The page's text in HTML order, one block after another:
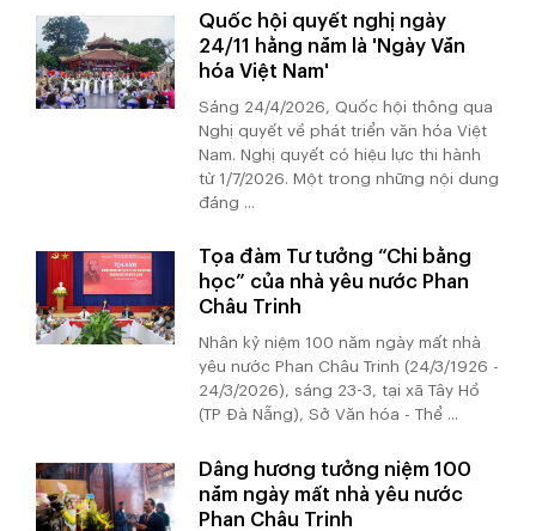
Quốc hội quyết nghị ngày
24/11 hằng năm là 'Ngày Văn
hóa Việt Nam'
Sáng 24/4/2026, Quốc hội thông qua
Nghị quyết về phát triển văn hóa Việt
Nam. Nghị quyết có hiệu lực thi hành
từ 1/7/2026. Một trong những nội dung
đáng ...
Tọa đàm Tư tưởng “Chi bằng
học” của nhà yêu nước Phan
Châu Trinh
Nhân kỷ niệm 100 năm ngày mất nhà
yêu nước Phan Châu Trinh (24/3/1926 -
24/3/2026), sáng 23-3, tại xã Tây Hồ
(TP Đà Nẵng), Sở Văn hóa - Thể ...
Dâng hương tưởng niệm 100
năm ngày mất nhà yêu nước
Phan Châu Trinh